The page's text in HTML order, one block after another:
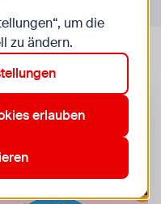
um die
zu ändern.
erlauben